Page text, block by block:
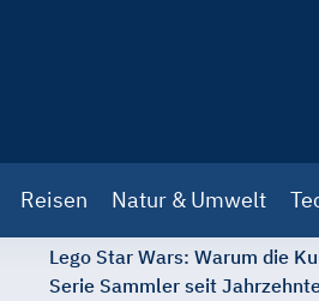
Reisen Natur & Umwelt
Lego Star Wars: Warum die
Serie Sammler seit